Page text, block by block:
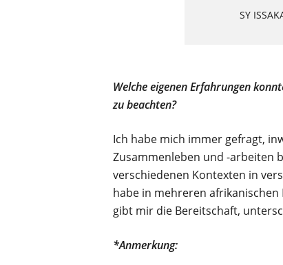
SY
Welche eigenen Erfahrungen
zu beachten?
Ich habe mich immer gefragt,
Zusammenleben und -arbeiten
verschiedenen Kontexten in
habe in mehreren
gibt mir die Bereitschaft,
*Anmerkung: